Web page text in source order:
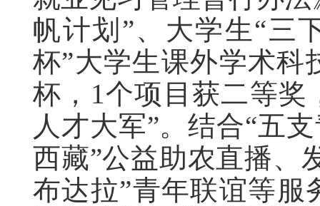
帆计划”、大学生“三
杯”大学生课外学术科
杯，1个项目获二等奖
人才大军”。结合“五
西藏”公益助农直播、
布达拉”青年联谊等服